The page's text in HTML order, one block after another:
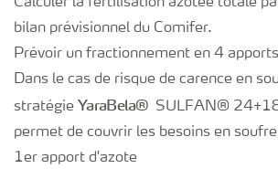
Calculer la fertilisation azotée totale
bilan prévisionnel du Comifer.
Prévoir un fractionnement en 4
Dans le cas de risque de carence en
stratégie YaraBela® SULFAN®
permet de couvrir les besoins en
1er apport d'azote